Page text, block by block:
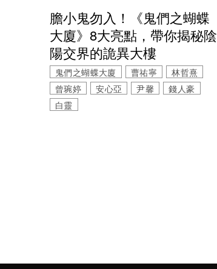
膽小鬼勿入！《鬼們之蝴蝶
大廈》8大亮點，帶你揭秘陰
陽交界的詭異大樓
鬼們之蝴蝶大廈 曹祐寧
林哲熹
曾琬婷
安心亞 尹馨
錢人豪
白靈